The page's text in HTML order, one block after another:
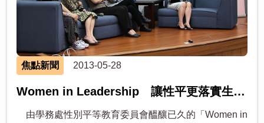
焦點新聞 2013-05-28
Women in Leadership 讓性平更落實生活
由學務處性別平等教育委員會醞釀已久的「Women in